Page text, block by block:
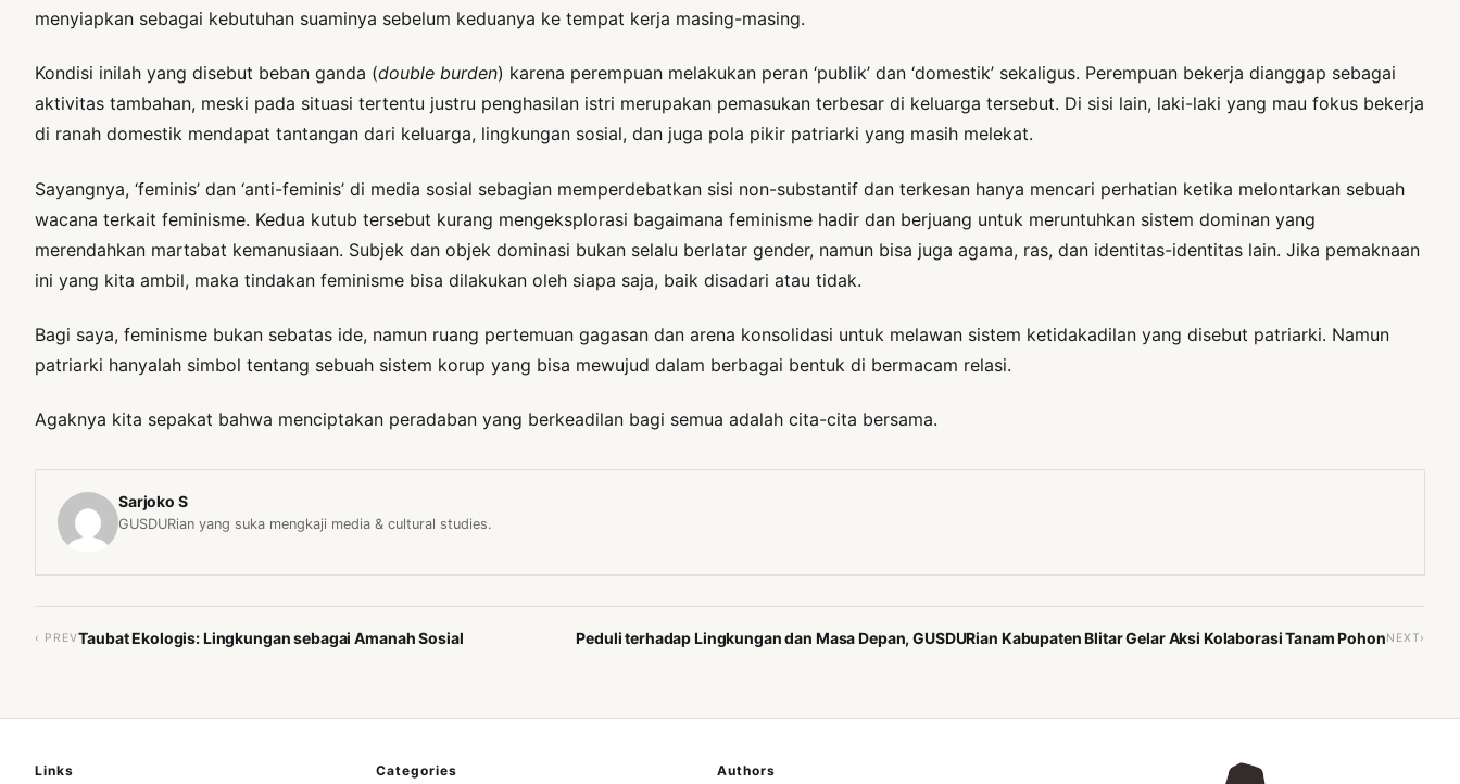
menyiapkan sebagai kebutuhan suaminya sebelum keduanya ke tempat kerja masing-masing.
Kondisi inilah yang disebut beban ganda (double burden) karena perempuan melakukan peran ‘publik’ dan ‘domestik’ sekaligus. Perempuan bekerja dianggap sebagai
aktivitas tambahan, meski pada situasi tertentu justru penghasilan istri merupakan pemasukan terbesar di keluarga tersebut. Di sisi lain, laki-laki yang mau fokus bekerja
di ranah domestik mendapat tantangan dari keluarga, lingkungan sosial, dan juga pola pikir patriarki yang masih melekat.
Sayangnya, ‘feminis’ dan ‘anti-feminis’ di media sosial sebagian memperdebatkan sisi non-substantif dan terkesan hanya mencari perhatian ketika melontarkan sebuah
wacana terkait feminisme. Kedua kutub tersebut kurang mengeksplorasi bagaimana feminisme hadir dan berjuang untuk meruntuhkan sistem dominan yang
merendahkan martabat kemanusiaan. Subjek dan objek dominasi bukan selalu berlatar gender, namun bisa juga agama, ras, dan identitas-identitas lain. Jika pemaknaan
ini yang kita ambil, maka tindakan feminisme bisa dilakukan oleh siapa saja, baik disadari atau tidak.
Bagi saya, feminisme bukan sebatas ide, namun ruang pertemuan gagasan dan arena konsolidasi untuk melawan sistem ketidakadilan yang disebut patriarki. Namun
patriarki hanyalah simbol tentang sebuah sistem korup yang bisa mewujud dalam berbagai bentuk di bermacam relasi.
Agaknya kita sepakat bahwa menciptakan peradaban yang berkeadilan bagi semua adalah cita-cita bersama.
Sarjoko S
GUSDURian yang suka mengkaji media & cultural studies.
‹ PREVTaubat Ekologis: Lingkungan sebagai Amanah Sosial Peduli terhadap Lingkungan dan Masa Depan, GUSDURian Kabupaten Blitar Gelar Aksi Kolaborasi Tanam PohonNEXT›
Links Categories Authors